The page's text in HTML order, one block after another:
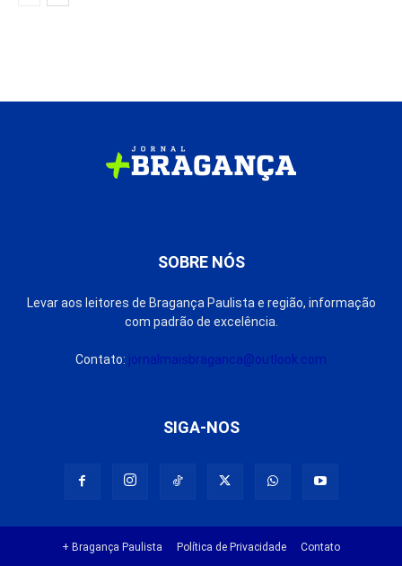
SOBRE NÓS
Levar aos leitores de Bragança Paulista e região, informação
com padrão de excelência.
Contato: jornalmaisbraganca@outlook.com
SIGA-NOS
+ Bragança Paulista Política de Privacidade Contato